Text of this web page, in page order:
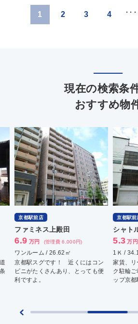
1 2 3 4 ･･･
現在の検索条
おすすめ物
京都駅前店
ファミネス上殿田
6.9 万円 (管理費 6,000円)
ワンルーム / 26.62㎡
京都駅スグです！ 近くにはコン
ビニがたくさんあり、とっても便
利ですよ。
京都駅前店
シャトル
5.3 万円 (
1Ｋ / 34.11
家賃、リ
ク駐輪ご
ップ京都